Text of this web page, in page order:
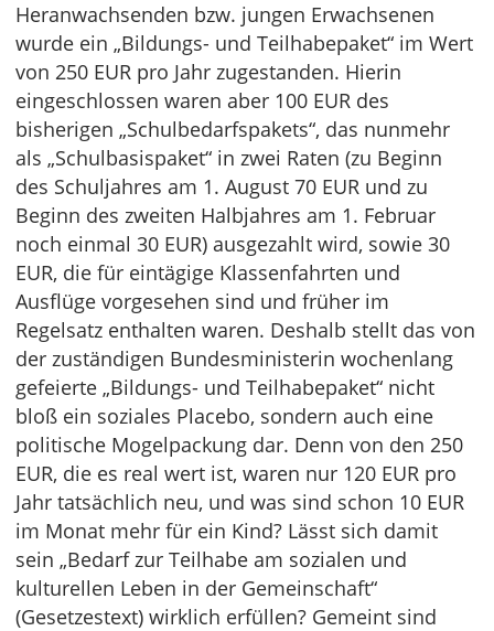
Heranwachsenden bzw. jungen Erwachsenen
wurde ein „Bildungs- und Teilhabepaket“ im Wert
von 250 EUR pro Jahr zugestanden. Hierin
eingeschlossen waren aber 100 EUR des
bisherigen „Schulbedarfspakets“, das nunmehr
als „Schulbasispaket“ in zwei Raten (zu Beginn
des Schuljahres am 1. August 70 EUR und zu
Beginn des zweiten Halbjahres am 1. Februar
noch einmal 30 EUR) ausgezahlt wird, sowie 30
EUR, die für eintägige Klassenfahrten und
Ausflüge vorgesehen sind und früher im
Regelsatz enthalten waren. Deshalb stellt das von
der zuständigen Bundesministerin wochenlang
gefeierte „Bildungs- und Teilhabepaket“ nicht
bloß ein soziales Placebo, sondern auch eine
politische Mogelpackung dar. Denn von den 250
EUR, die es real wert ist, waren nur 120 EUR pro
Jahr tatsächlich neu, und was sind schon 10 EUR
im Monat mehr für ein Kind? Lässt sich damit
sein „Bedarf zur Teilhabe am sozialen und
kulturellen Leben in der Gemeinschaft“
(Gesetzestext) wirklich erfüllen? Gemeint sind